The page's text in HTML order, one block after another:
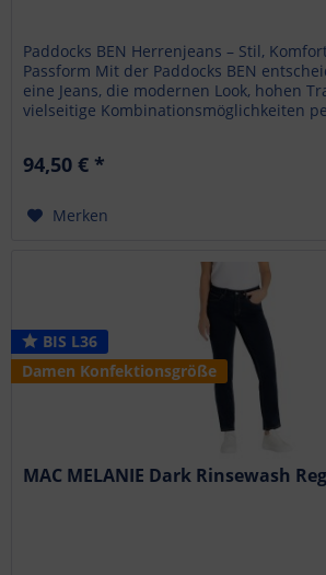
Paddocks BEN Herrenjeans – Stil,
Passform Mit der Paddocks BEN
eine Jeans, die modernen Look, hohen
vielseitige Kombinationsmöglichkeiten
94,50 € *
Merken
BIS L36
Damen Konfektionsgröße
MAC MELANIE Dark Rinsewash